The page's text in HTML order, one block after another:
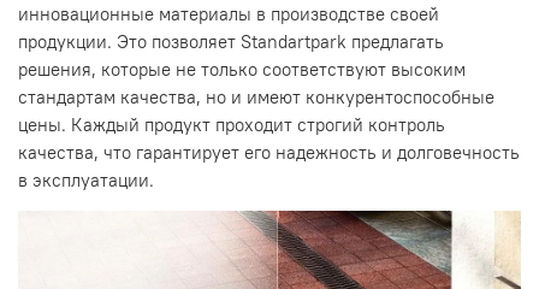
инновационные материалы в производстве своей
продукции. Это позволяет Standartpark предлагать
решения, которые не только соответствуют высоким
стандартам качества, но и имеют конкурентоспособные
цены. Каждый продукт проходит строгий контроль
качества, что гарантирует его надежность и долговечность
в эксплуатации.